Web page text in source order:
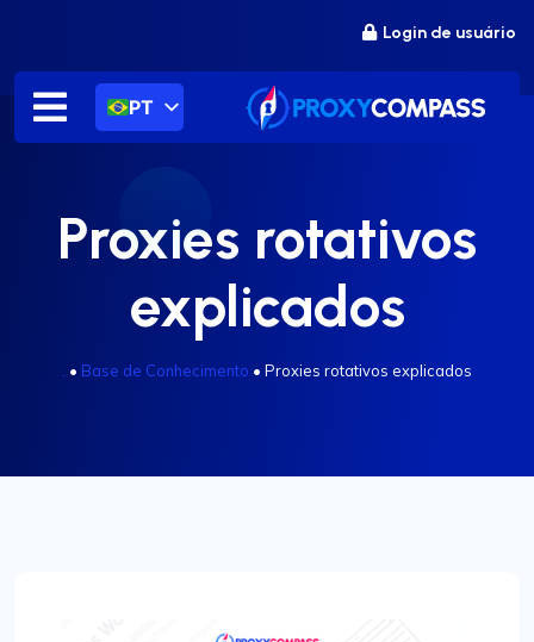
conteúdo
Login de usuário
PT
Proxies rotativos
explicados
• Base de Conhecimento • Proxies rotativos explicados